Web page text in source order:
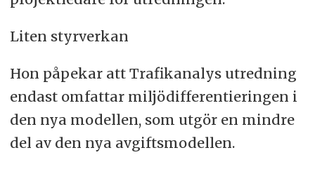
Liten styrverkan
Hon påpekar att Trafikanalys utredning
endast omfattar miljödifferentieringen i
den nya modellen, som utgör en mindre
del av den nya avgiftsmodellen.